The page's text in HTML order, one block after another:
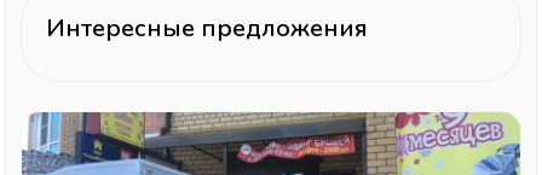
Интересные предложения